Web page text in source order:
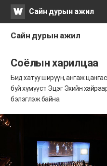
WATVСайн дурын ажил
​Сайн дурын ажил
Соёлын харилцаа
Бид хатуу ширүүн, ангаж
буй хүмүүст Эцэг Эхийн
бэлэглэж байна.